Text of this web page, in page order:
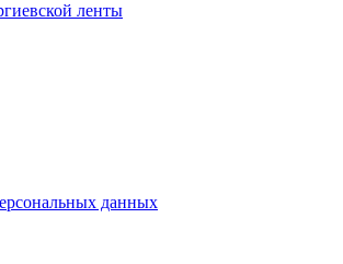
ленты
данных